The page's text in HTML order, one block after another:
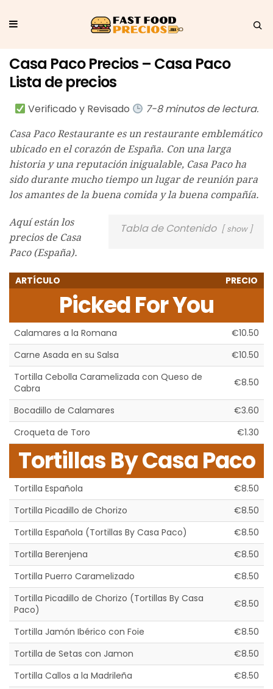
Casa Paco Precios – Casa Paco
Lista de precios
Verificado y Revisado 7-8 minutos de lectura.
Casa Paco Restaurante es un restaurante emblemático
ubicado en el corazón de España. Con una larga
historia y una reputación inigualable, Casa Paco ha
sido durante mucho tiempo un lugar de reunión para
los amantes de la buena comida y la buena compañía.
Tabla de Contenido show
Aquí están los
precios de Casa
Paco (España).
ARTÍCULO PRECIO
Picked For You
Calamares a la Romana
€10.50
Carne Asada en su Salsa
€10.50
Tortilla Cebolla Caramelizada con Queso de
Cabra
€8.50
Bocadillo de Calamares
€3.60
Croqueta de Toro
€1.30
Tortillas By Casa Paco
Tortilla Española
€8.50
Tortilla Picadillo de Chorizo
€8.50
Tortilla Española (Tortillas By Casa Paco)
€8.50
Tortilla Berenjena
€8.50
Tortilla Puerro Caramelizado
€8.50
Tortilla Picadillo de Chorizo (Tortillas By Casa
Paco)
€8.50
Tortilla Jamón Ibérico con Foie
€8.50
Tortilla de Setas con Jamon
€8.50
Tortilla Callos a la Madrileña
€8.50